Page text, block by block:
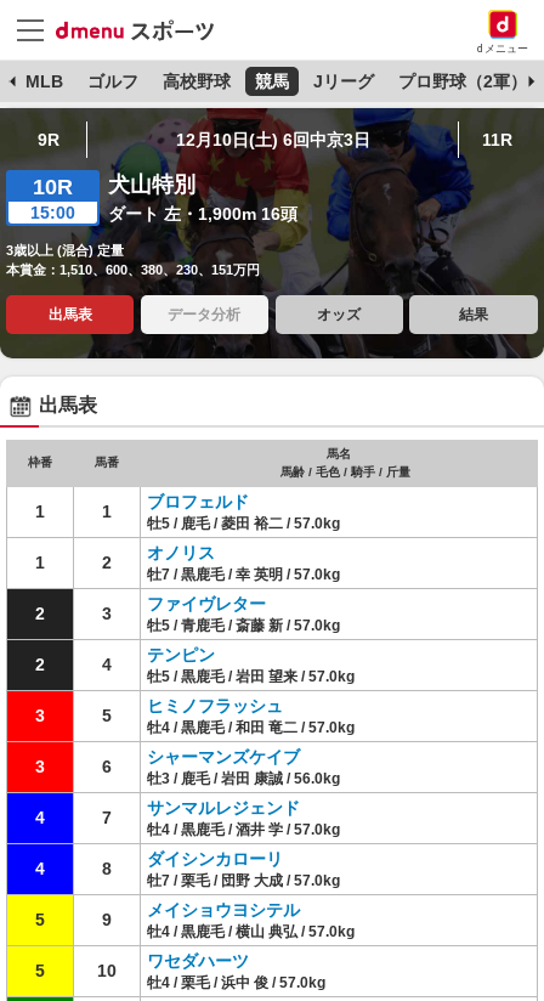
dメニュー
MLB ゴルフ 高校野球 競馬 Jリーグ プロ野球（2軍）
9R 12月10日(土) 6回中京3日 11R
10R
15:00
犬山特別
ダート 左・1,900m 16頭
3歳以上 (混合) 定量
本賞金：1,510、600、380、230、151万円
出馬表 データ分析 オッズ 結果
出馬表
枠番 馬番
馬名
馬齢 / 毛色 / 騎手 / 斤量
1 1 ブロフェルド
牡5 / 鹿毛 / 菱田 裕二 / 57.0kg
1 2 オノリス
牡7 / 黒鹿毛 / 幸 英明 / 57.0kg
2 3 ファイヴレター
牡5 / 青鹿毛 / 斎藤 新 / 57.0kg
2 4 テンピン
牡5 / 黒鹿毛 / 岩田 望来 / 57.0kg
3 5 ヒミノフラッシュ
牡4 / 黒鹿毛 / 和田 竜二 / 57.0kg
3 6 シャーマンズケイブ
牡3 / 鹿毛 / 岩田 康誠 / 56.0kg
4 7 サンマルレジェンド
牡4 / 黒鹿毛 / 酒井 学 / 57.0kg
4 8 ダイシンカローリ
牡7 / 栗毛 / 団野 大成 / 57.0kg
5 9 メイショウヨシテル
牡4 / 黒鹿毛 / 横山 典弘 / 57.0kg
5 10 ワセダハーツ
牡4 / 栗毛 / 浜中 俊 / 57.0kg